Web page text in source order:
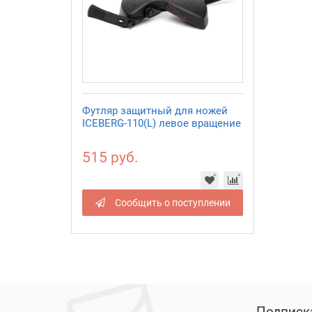
Футляр защитный для ножей
ICEBERG-110(L) левое вращение
515 руб.
Сообщить о поступлении